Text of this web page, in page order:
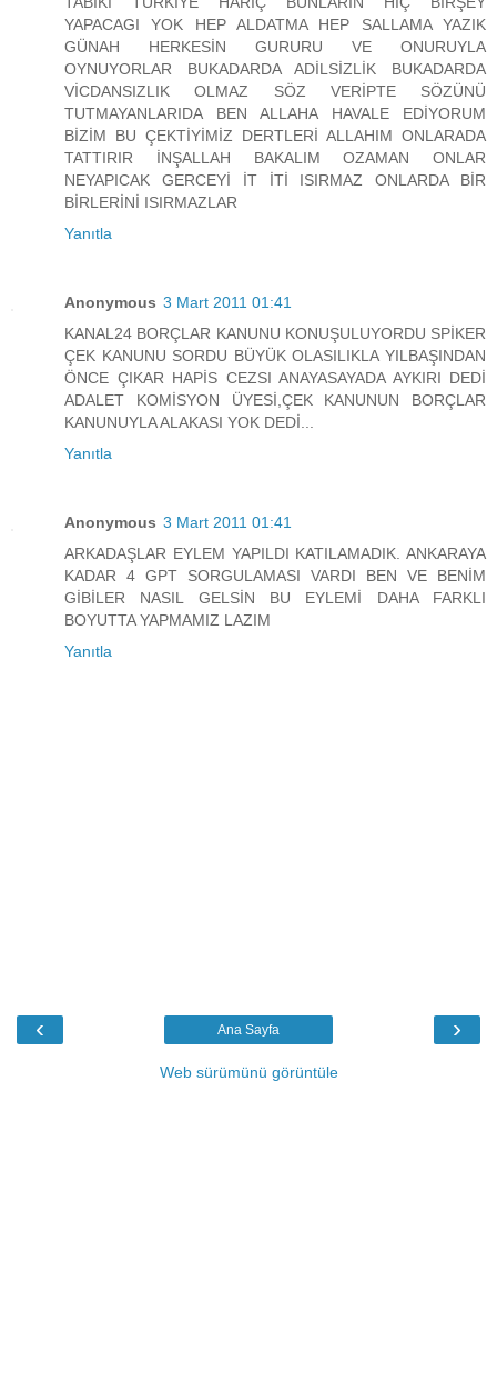
YAPACAGI YOK HEP ALDATMA HEP SALLAMA YAZIK
GÜNAH HERKESİN GURURU VE ONURUYLA
OYNUYORLAR BUKADARDA ADİLSİZLİK BUKADARDA
VİCDANSIZLIK OLMAZ SÖZ VERİPTE SÖZÜNÜ
TUTMAYANLARIDA BEN ALLAHA HAVALE EDİYORUM
BİZİM BU ÇEKTİYİMİZ DERTLERİ ALLAHIM ONLARADA
TATTIRIR İNŞALLAH BAKALIM OZAMAN ONLAR
NEYAPICAK GERCEYİ İT İTİ ISIRMAZ ONLARDA BİR
BİRLERİNİ ISIRMAZLAR
Yanıtla
Anonymous 3 Mart 2011 01:41
KANAL24 BORÇLAR KANUNU KONUŞULUYORDU SPİKER
ÇEK KANUNU SORDU BÜYÜK OLASILIKLA YILBAŞINDAN
ÖNCE ÇIKAR HAPİS CEZSI ANAYASAYADA AYKIRI DEDİ
ADALET KOMİSYON ÜYESİ,ÇEK KANUNUN BORÇLAR
KANUNUYLA ALAKASI YOK DEDİ...
Yanıtla
Anonymous 3 Mart 2011 01:41
ARKADAŞLAR EYLEM YAPILDI KATILAMADIK. ANKARAYA
KADAR 4 GPT SORGULAMASI VARDI BEN VE BENİM
GİBİLER NASIL GELSİN BU EYLEMİ DAHA FARKLI
BOYUTTA YAPMAMIZ LAZIM
Yanıtla
‹ ›
Ana Sayfa
Web sürümünü görüntüle